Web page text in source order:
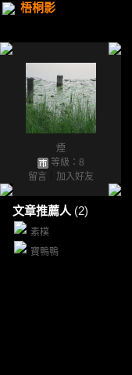
梧桐影
煙
等級：8
留言
加入好友
文章推薦人 (2)
素樸
寶鴨鴨